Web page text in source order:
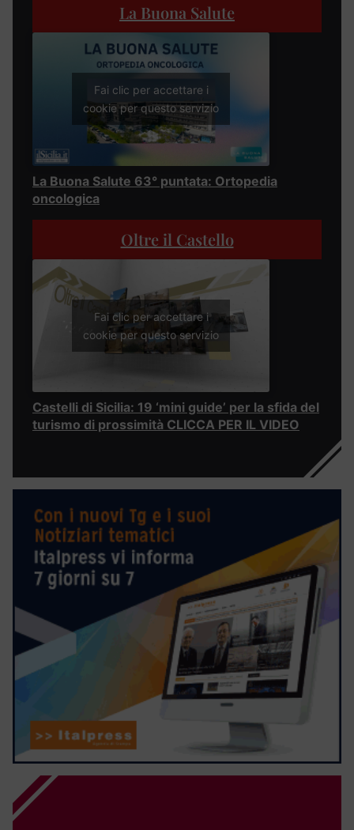
La Buona Salute
Fai clic per accettare i
cookie per questo servizio
La Buona Salute 63° puntata: Ortopedia
oncologica
Oltre il Castello
Fai clic per accettare i
cookie per questo servizio
Castelli di Sicilia: 19 ‘mini guide’ per la sfida del
turismo di prossimità CLICCA PER IL VIDEO